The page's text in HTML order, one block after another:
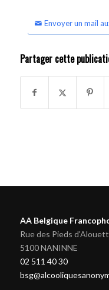
Envoyer un mail
Partager cette
AA Belgique
Rue des Pieds
5100 NANINNE
02 511 40 30